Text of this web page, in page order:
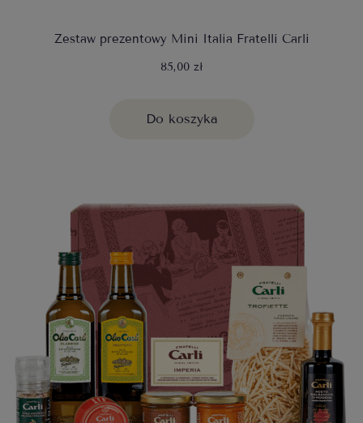
Zestaw prezentowy Mini Italia Fratelli Carli
85,00 zł
Do koszyka